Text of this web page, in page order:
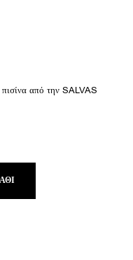
πισίνα από την SALVAS